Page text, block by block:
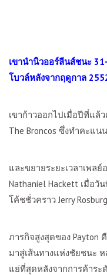
เขานำนิวออร์ลีนส์ชนะ
โบวล์หลังจากฤดูกาล
เขาก้าวออกไปเมื่อปีที่แล้ว
The Broncos ซึ่งทำคะแน
และขยายระยะเวลาเพล
Nathaniel Hackett เมื่อวั
โค้ชชั่วคราวJerry
ภารกิจสูงสุดของ Payton
มาสู่เส้นทางแห่งชัยชนะ
แย่ที่สุดหลังจากการค้าร